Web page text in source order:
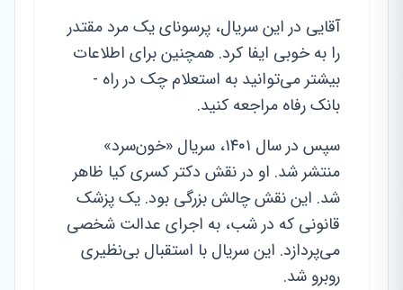
آقایی در این سریال، پرسونای یک مرد مقتدر
را به خوبی ایفا کرد. همچنین برای اطلاعات
بیشتر می‌توانید به استعلام چک در راه -
بانک رفاه مراجعه کنید.
سپس در سال ۱۴۰۱، سریال «خون‌سرد»
منتشر شد. او در نقش دکتر کسری کیا ظاهر
شد. این نقش چالش بزرگی بود. یک پزشک
قانونی که در شب، به اجرای عدالت شخصی
می‌پردازد. این سریال با استقبال بی‌نظیری
روبرو شد.